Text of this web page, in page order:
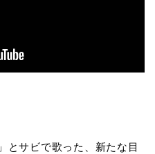
とサビで歌った、新たな目